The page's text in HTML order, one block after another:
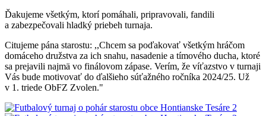
Ďakujeme všetkým, ktorí pomáhali, pripravovali, fandili
a zabezpečovali hladký priebeh turnaja.
Citujeme pána starostu: ,,Chcem sa poďakovať všetkým hráčom
domáceho družstva za ich snahu, nasadenie a tímového ducha, ktoré
sa prejavili najmä vo finálovom zápase. Verím, že víťazstvo v turnaji
Vás bude motivovať do ďalšieho súťažného ročníka 2024/25. Už
v 1. triede ObFZ Zvolen."